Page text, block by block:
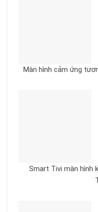
Màn hình cảm ứng
Smart Tivi màn hình